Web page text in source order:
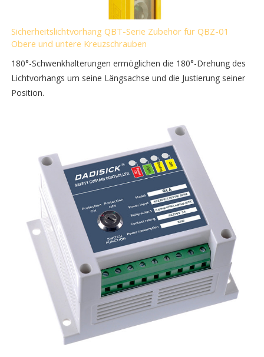
Sicherheitslichtvorhang QBT-Serie Zubehör für QBZ-01
Obere und untere Kreuzschrauben
180°-Schwenkhalterungen ermöglichen die 180°-Drehung des
Lichtvorhangs um seine Längsachse und die Justierung seiner
Position.